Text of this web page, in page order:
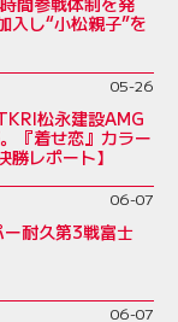
入し“小松親子”を
05-26
松永建設AMG
『着せ恋』カラー
レポート】
06-07
耐久第3戦富士
06-07